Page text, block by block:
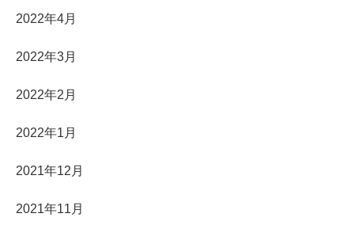
2022年4月
2022年3月
2022年2月
2022年1月
2021年12月
2021年11月